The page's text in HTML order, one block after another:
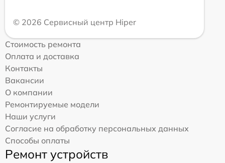
© 2026 Сервисный центр Hiper
Стоимость ремонта
Оплата и доставка
Контакты
Вакансии
О компании
Ремонтируемые модели
Наши услуги
Согласие на обработку персональных данных
Способы оплаты
Ремонт устройств